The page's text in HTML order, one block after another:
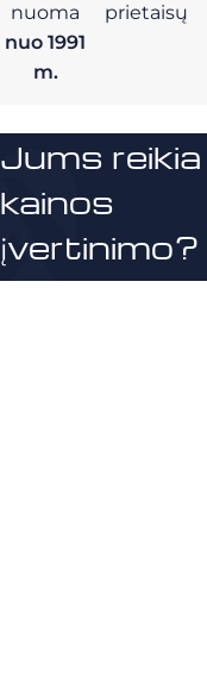
nuoma
nuo 1991
m.
prietaisų
Jums reikia
kainos
įvertinimo?